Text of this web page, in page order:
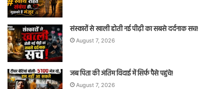
संस्कारों से खाली होती नई पीढ़ी का सबसे दर्दनाक सच!
August 7, 2026
जब पिता की अंतिम विदाई में सिर्फ पैसे पहुंचे!
August 7, 2026